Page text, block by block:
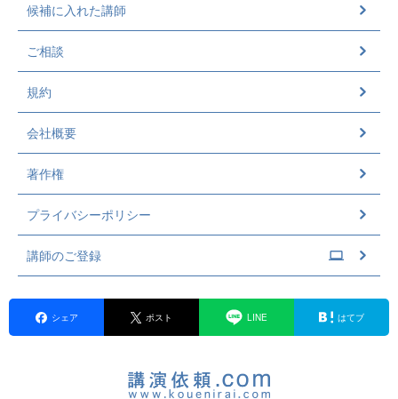
候補に入れた講師
ご相談
規約
会社概要
著作権
プライバシーポリシー
講師のご登録
シェア ポスト LINE はてブ